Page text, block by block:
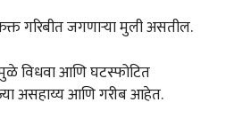
फक्त गरिबीत जगणाऱ्या मुली असतील.
विधवा आणि घटस्फोटित
असहाय्य आणि गरीब आहेत.